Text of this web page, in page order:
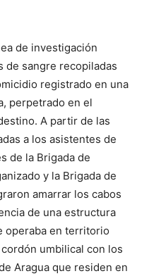
de investigación
de sangre recopiladas
registrado en una
perpetrado en el
A partir de las
a los asistentes de
de la Brigada de
y la Brigada de
amarrar los cabos
de una estructura
operaba en territorio
umbilical con los
Aragua que residen en